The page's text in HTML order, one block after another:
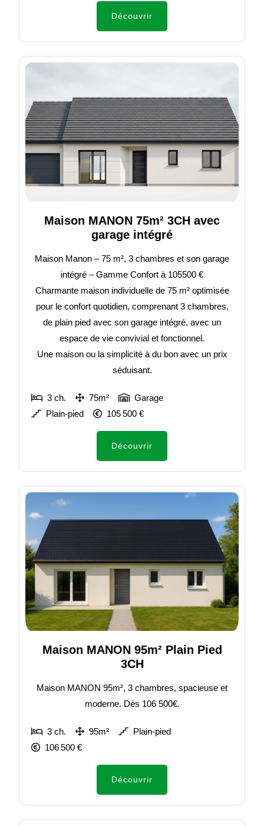
Découvrir
Maison MANON 75m² 3CH avec
garage intégré
Maison Manon – 75 m², 3 chambres et son garage
intégré – Gamme Confort à 105500 €
Charmante maison individuelle de 75 m² optimisée
pour le confort quotidien, comprenant 3 chambres,
de plain pied avec son garage intégré, avec un
espace de vie convivial et fonctionnel.
Une maison ou la simplicité à du bon avec un prix
séduisant.
3 ch. 75m²
Garage
Plain-pied
105 500 €
Découvrir
Maison MANON 95m² Plain Pied
3CH
Maison MANON 95m², 3 chambres, spacieuse et
moderne. Dès 106 500€.
3 ch. 95m²
Plain-pied
106 500 €
Découvrir